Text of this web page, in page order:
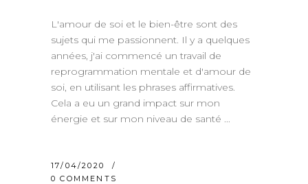
L'amour de soi et le bien-être sont des
sujets qui me passionnent. Il y a quelques
années, j'ai commencé un travail de
reprogrammation mentale et d'amour de
soi, en utilisant les phrases affirmatives.
Cela a eu un grand impact sur mon
énergie et sur mon niveau de santé
17/04/2020
0 COMMENTS